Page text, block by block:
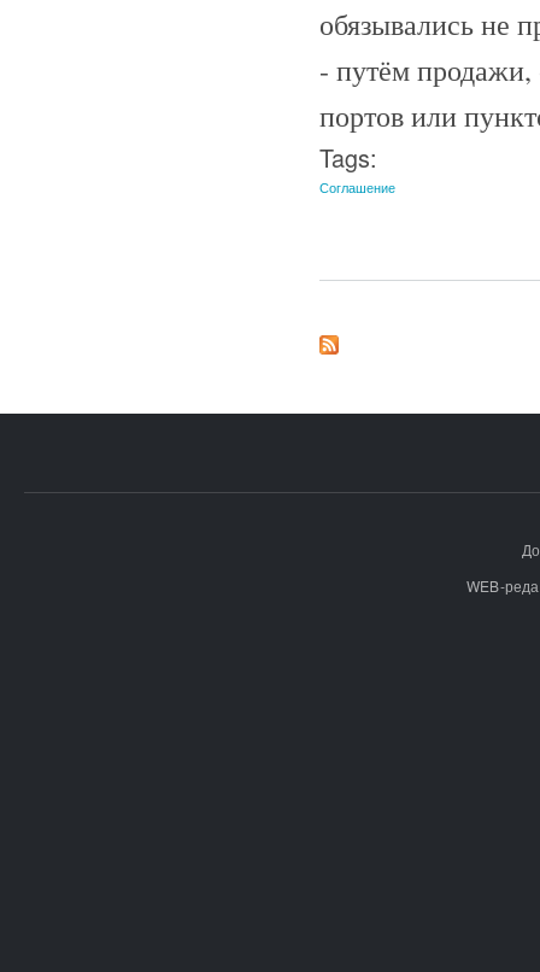
обязывались не
- путём продажи,
портов или
Tags:
Соглашение
WEB-